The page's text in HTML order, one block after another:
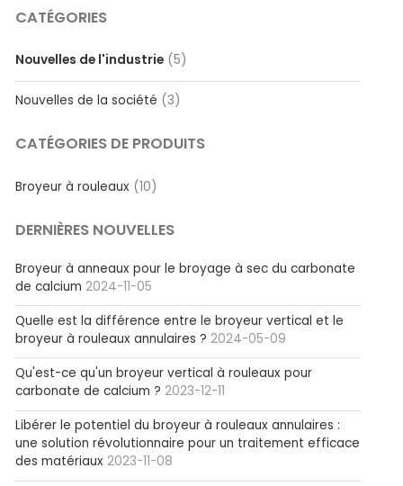
CATÉGORIES
Nouvelles de l'industrie(5)
Nouvelles de la société (3)
CATÉGORIES DE PRODUITS
Broyeur à rouleaux (10)
DERNIÈRES NOUVELLES
Broyeur à anneaux pour le broyage à sec du carbonate
de calcium 2024-11-05
Quelle est la différence entre le broyeur vertical et le
broyeur à rouleaux annulaires ? 2024-05-09
Qu'est-ce qu'un broyeur vertical à rouleaux pour
carbonate de calcium ? 2023-12-11
Libérer le potentiel du broyeur à rouleaux annulaires :
une solution révolutionnaire pour un traitement efficace
des matériaux 2023-11-08